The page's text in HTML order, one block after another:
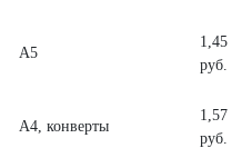
А5
1,45
руб.
А4, конверты
1,57
руб.